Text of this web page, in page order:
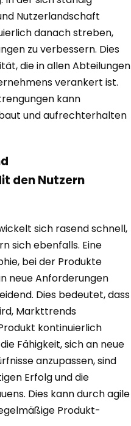
Nutzerlandschaft
danach streben,
zu verbessern. Dies
die in allen Abteilungen
verankert ist.
kann
und aufrechterhalten
den Nutzern
sich rasend schnell,
sich ebenfalls. Eine
bei der Produkte
neue Anforderungen
Dies bedeutet, dass
Markttrends
kontinuierlich
Fähigkeit, sich an neue
anzupassen, sind
Erfolg und die
Dies kann durch agile
Produkt-